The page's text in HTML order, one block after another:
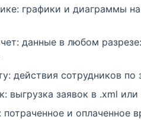
графики и диаграммы
данные в любом
действия сотрудников
выгрузка заявок в .xml
потраченное и оплаченное